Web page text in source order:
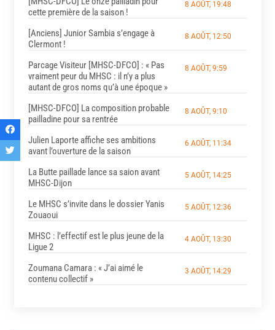
cette première de la saison !
8 AOÛT, 19:48
[Anciens] Junior Sambia s’engage à
Clermont !
8 AOÛT, 12:50
Parcage Visiteur [MHSC-DFCO] : « Pas
vraiment peur du MHSC : il n’y a plus
autant de gros noms qu’à une époque »
8 AOÛT, 9:59
[MHSC-DFCO] La composition probable
pailladine pour sa rentrée
8 AOÛT, 9:10
Julien Laporte affiche ses ambitions
avant l’ouverture de la saison
6 AOÛT, 11:34
La Butte paillade lance sa saion avant
MHSC-Dijon
5 AOÛT, 14:25
Le MHSC s’invite dans le dossier Yanis
Zouaoui
5 AOÛT, 12:36
MHSC : l’effectif est le plus jeune de la
Ligue 2
4 AOÛT, 13:30
Zoumana Camara : « J’ai aimé le
contenu collectif »
3 AOÛT, 14:29